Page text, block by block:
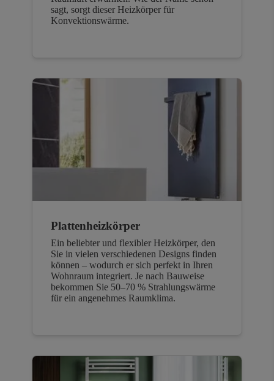
sagt, sorgt dieser Heizkörper für
Konvektionswärme.
Plattenheizkörper
Ein beliebter und flexibler Heizkörper, den
Sie in vielen verschiedenen Designs finden
können – wodurch er sich perfekt in Ihren
Wohnraum integriert. Je nach Bauweise
bekommen Sie 50–70 % Strahlungswärme
für ein angenehmes Raumklima.